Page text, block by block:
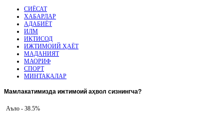
СИЁСАТ
ХАБАРЛАР
АДАБИЁТ
ИЛМ
ИҚТИСОД
ИЖТИМОИЙ ҲАЁТ
МАДАНИЯТ
МАОРИФ
СПОРТ
МИНТАҚАЛАР
Мамлакатимизда ижтимоий аҳвол сизнингча?
Аъло - 38.5%